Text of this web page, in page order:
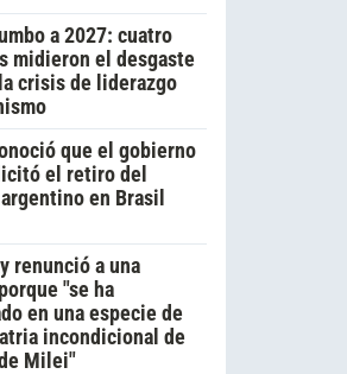
a 2027: cuatro
midieron el desgaste
crisis de liderazgo
que el gobierno
el retiro del
en Brasil
renunció a una
"se ha
en una especie de
incondicional de
Milei"